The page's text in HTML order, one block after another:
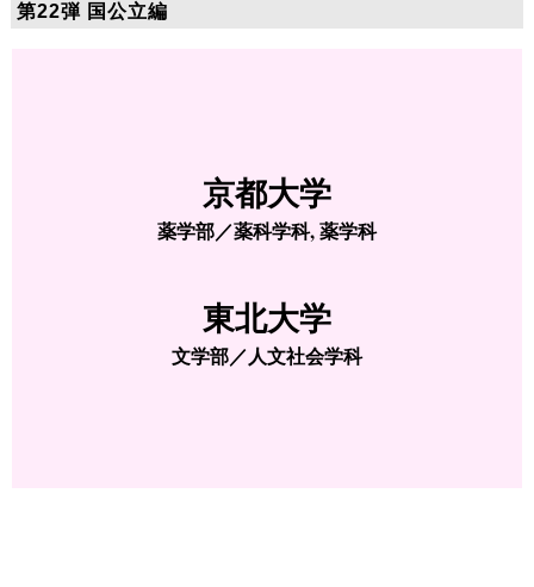
第22弾 国公立編
京都大学
薬学部／薬科学科, 薬学科
東北大学
文学部／人文社会学科